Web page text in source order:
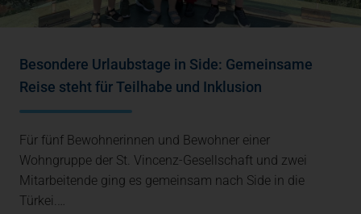
Besondere Urlaubstage in Side: Gemeinsame
Reise steht für Teilhabe und Inklusion
Für fünf Bewohnerinnen und Bewohner einer
Wohngruppe der St. Vincenz-Gesellschaft und zwei
Mitarbeitende ging es gemeinsam nach Side in die
Türkei.…